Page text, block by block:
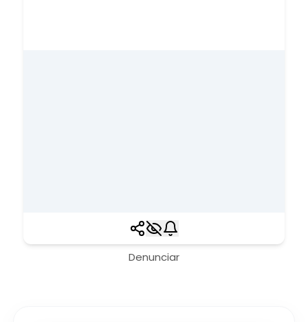
Denunciar